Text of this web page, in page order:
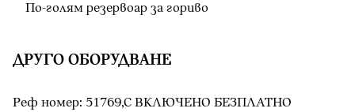
По-голям резервоар за гориво
ДРУГО ОБОРУДВАНЕ
Реф номер: 51769,С ВКЛЮЧЕНО БЕЗПЛАТНО